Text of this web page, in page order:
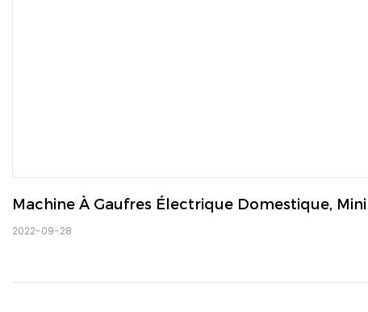
Machine À Gaufres Électrique Domestique,
2022-09-28